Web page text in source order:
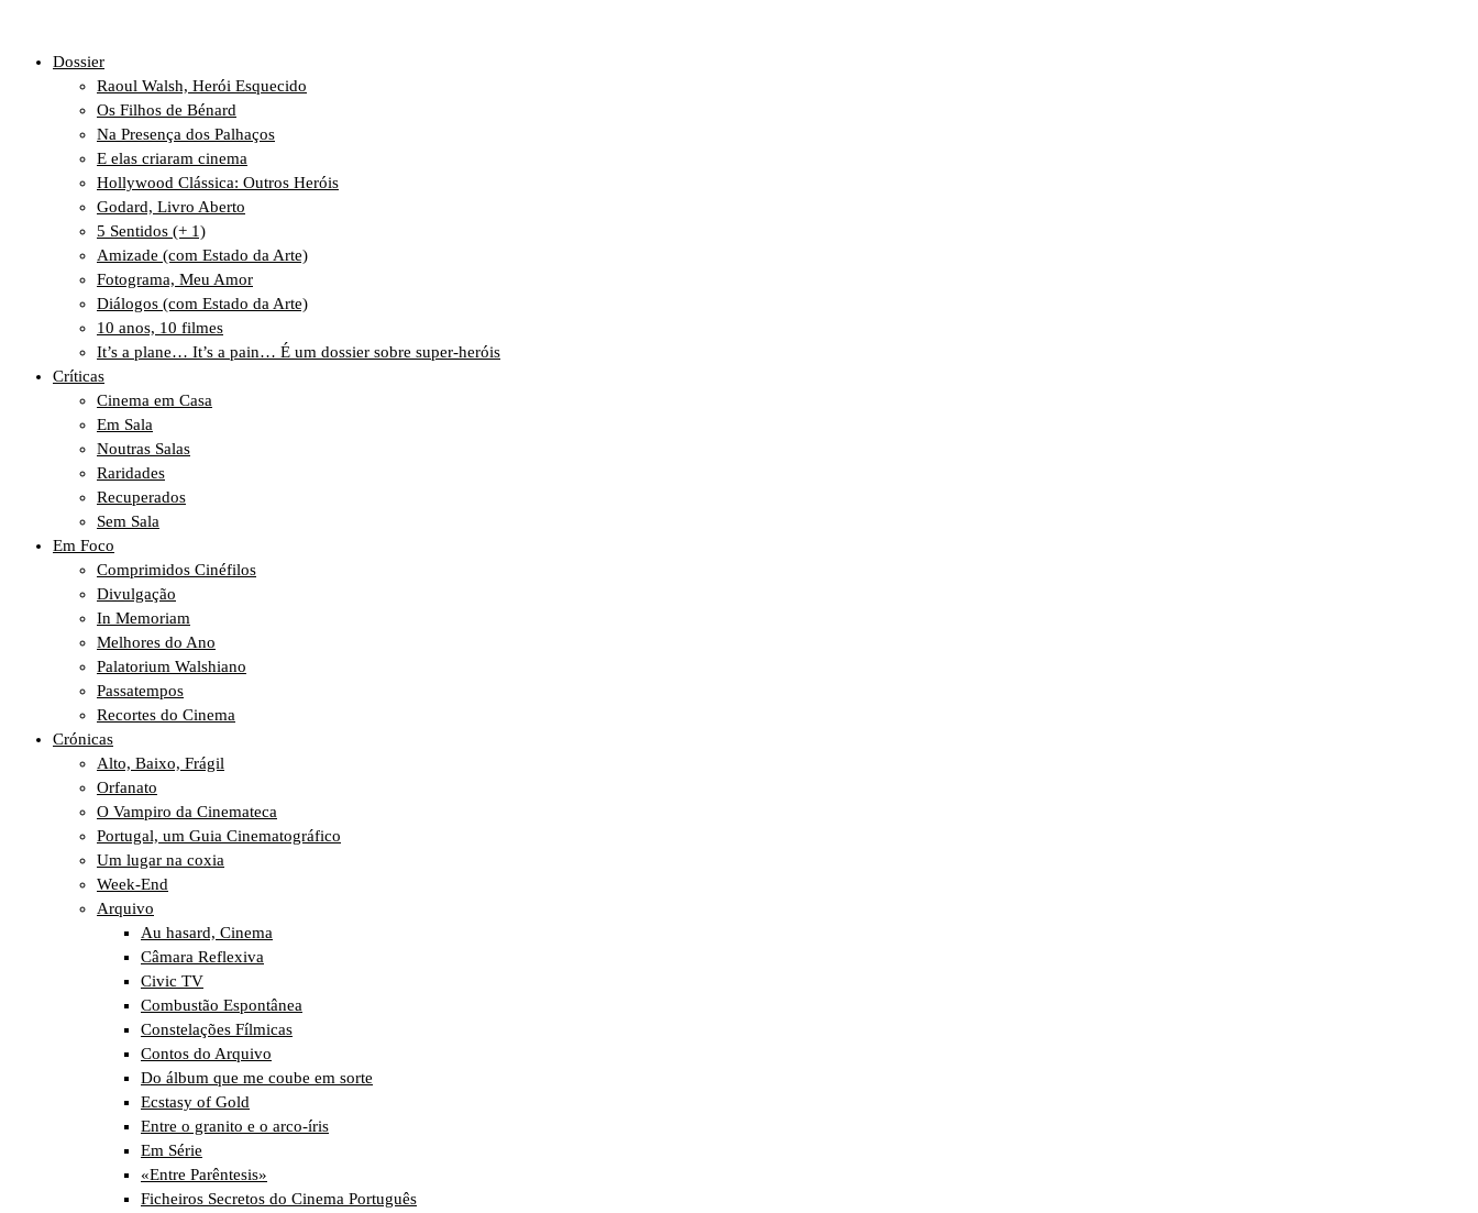
Dossier
Raoul Walsh, Herói Esquecido
Os Filhos de Bénard
Na Presença dos Palhaços
E elas criaram cinema
Hollywood Clássica: Outros Heróis
Godard, Livro Aberto
5 Sentidos (+ 1)
Amizade (com Estado da Arte)
Fotograma, Meu Amor
Diálogos (com Estado da Arte)
10 anos, 10 filmes
It’s a plane… It’s a pain… É um dossier sobre super-heróis
Críticas
Cinema em Casa
Em Sala
Noutras Salas
Raridades
Recuperados
Sem Sala
Em Foco
Comprimidos Cinéfilos
Divulgação
In Memoriam
Melhores do Ano
Palatorium Walshiano
Passatempos
Recortes do Cinema
Crónicas
Alto, Baixo, Frágil
Orfanato
O Vampiro da Cinemateca
Portugal, um Guia Cinematográfico
Um lugar na coxia
Week-End
Arquivo
Au hasard, Cinema
Câmara Reflexiva
Civic TV
Combustão Espontânea
Constelações Fílmicas
Contos do Arquivo
Do álbum que me coube em sorte
Ecstasy of Gold
Entre o granito e o arco-íris
Em Série
«Entre Parêntesis»
Ficheiros Secretos do Cinema Português